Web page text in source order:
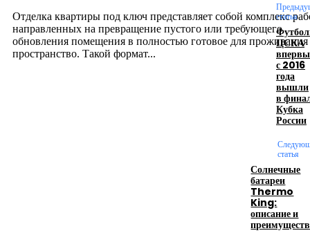
Отделка квартиры под ключ представляет собой комплекс
направленных на превращение пустого или требующего
обновления помещения в полностью готовое для проживания
пространство. Такой формат...
логотипом: эффективный инструмент бренда
Девушка в бокале: легендарный номер бурлеска
статья
ЦСКА
с 2016
года
вышли
в
Кубка
России
статья
Солнечные
батареи
Thermo
King:
описание и